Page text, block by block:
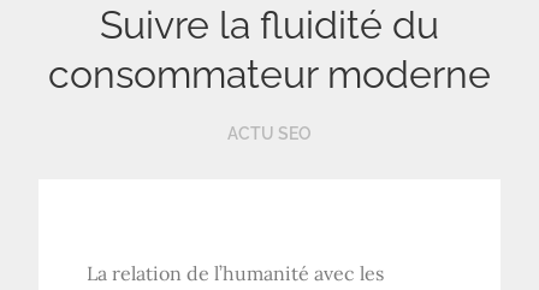
Suivre la fluidité du
consommateur moderne
ACTU SEO
La relation de l’humanité avec les